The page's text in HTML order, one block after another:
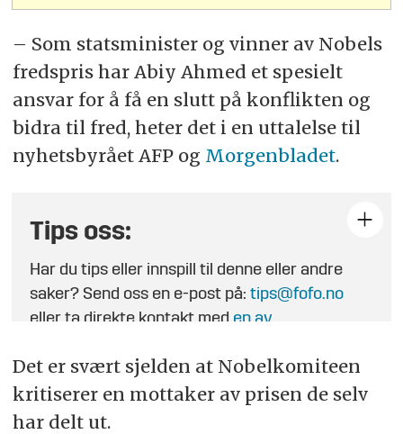
– Som statsminister og vinner av Nobels
fredspris har Abiy Ahmed et spesielt
ansvar for å få en slutt på konflikten og
bidra til fred, heter det i en uttalelse til
nyhetsbyrået AFP og Morgenbladet.
Tips oss:
Har du tips eller innspill til denne eller andre
saker? Send oss en e-post på:tips@fofo.no
eller ta direkte kontakt med en av
Det er svært sjelden at Nobelkomiteen
kritiserer en mottaker av prisen de selv
har delt ut.